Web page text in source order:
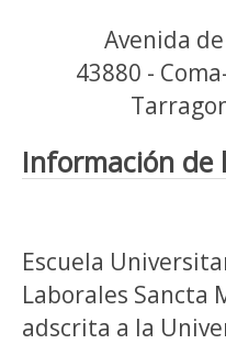
Avenida
43880 -
Información de
Escuela
Laborales Sancta
adscrita a la